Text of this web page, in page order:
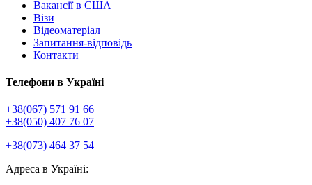
Вакансії в США
Візи
Відеоматеріал
Запитання-відповідь
Контакти
Телефони в Україні
+38(067) 571 91 66
+38(050) 407 76 07
+38(073) 464 37 54
Адреса в Україні: